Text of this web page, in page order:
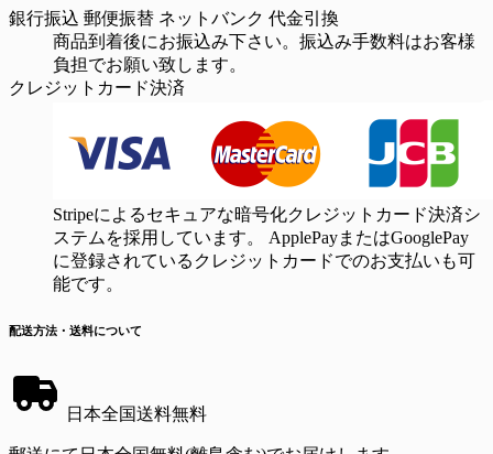
銀行振込 郵便振替 ネットバンク 代金引換
商品到着後にお振込み下さい。振込み手数料はお客様
負担でお願い致します。
クレジットカード決済
Stripeによるセキュアな暗号化クレジットカード決済シ
ステムを採用しています。 ApplePayまたはGooglePay
に登録されているクレジットカードでのお支払いも可
能です。
配送方法・送料について
日本全国送料無料